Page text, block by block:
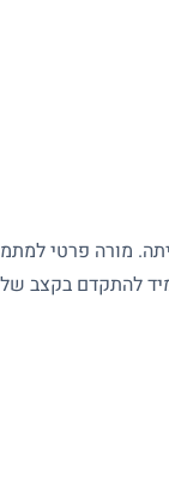
מורה פרטי
להתקדם בקצב